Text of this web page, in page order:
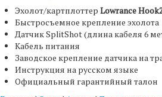
Эхолот/картплоттер Lowrance
Быстросъемное крепление эхолота
Датчик SplitShot (длина кабеля 6
Кабель питания
Заводское крепление датчика на
Инструкция на русском языке
Официальный гарантийный талон